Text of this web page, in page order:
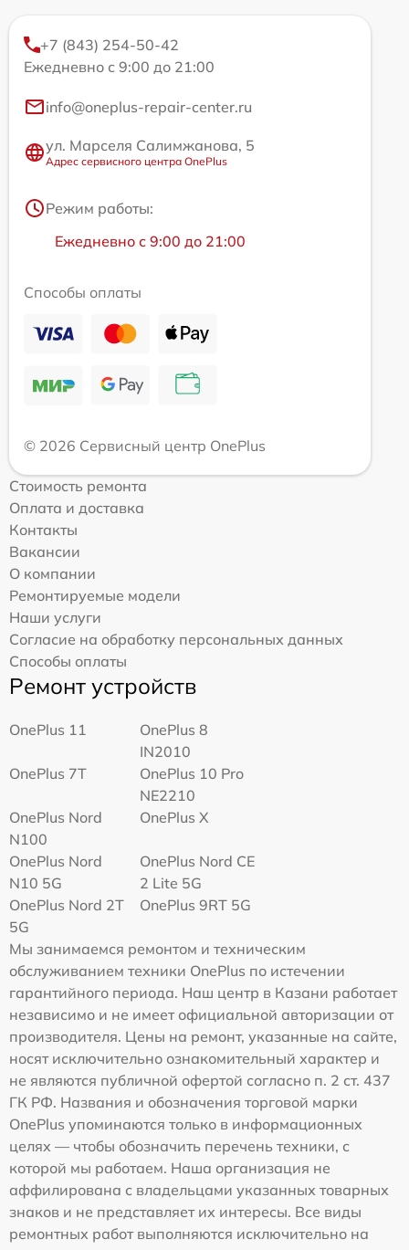
+7 (843) 254-50-42
Ежедневно с 9:00 до 21:00
info@oneplus-repair-center.ru
ул. Марселя Салимжанова, 5
Адрес сервисного центра OnePlus
Режим работы:
Ежедневно с 9:00 до 21:00
Способы оплаты
© 2026 Сервисный центр OnePlus
Стоимость ремонта
Оплата и доставка
Контакты
Вакансии
О компании
Ремонтируемые модели
Наши услуги
Согласие на обработку персональных данных
Способы оплаты
Ремонт устройств
OnePlus 11
OnePlus 8
IN2010
OnePlus 7T
OnePlus 10 Pro
NE2210
OnePlus Nord
N100
OnePlus X
OnePlus Nord
N10 5G
OnePlus Nord CE
2 Lite 5G
OnePlus Nord 2T
5G
OnePlus 9RT 5G
Мы занимаемся ремонтом и техническим
обслуживанием техники OnePlus по истечении
гарантийного периода. Наш центр в Казани работает
независимо и не имеет официальной авторизации от
производителя. Цены на ремонт, указанные на сайте,
носят исключительно ознакомительный характер и
не являются публичной офертой согласно п. 2 ст. 437
ГК РФ. Названия и обозначения торговой марки
OnePlus упоминаются только в информационных
целях — чтобы обозначить перечень техники, с
которой мы работаем. Наша организация не
аффилирована с владельцами указанных товарных
знаков и не представляет их интересы. Все виды
ремонтных работ выполняются исключительно на